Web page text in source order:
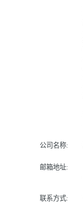
公司名称:
邮箱地址:
联系方式: